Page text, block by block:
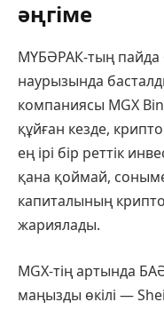
әңгіме
МҮБӘРАК-тың пайда
наурызында
компаниясы MGX
құйған кезде,
ең ірі бір реттік
қана қоймай,
капиталының крипто
жариялады.
MGX-тің артында
маңызды өкілі —